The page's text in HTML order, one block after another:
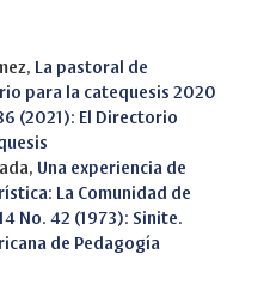
La pastoral de
para la catequesis 2020
(2021): El Directorio
Una experiencia de
La Comunidad de
No. 42 (1973): Sinite.
de Pedagogía